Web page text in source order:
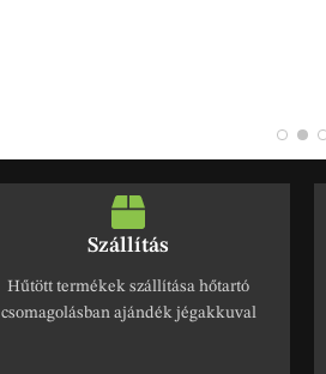
Szállítás
Hűtött termékek szállítása hőtartó
csomagolásban ajándék jégakkuval